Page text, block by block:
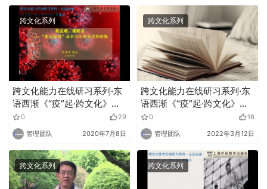
跨文化系列
跨文化能力在线研习系列·东
语西渐《“疫”起·跨文化》第
一期
0 29
管理团队 2020年7月8日
跨文化系列
跨文化能力在线研习系列·东
语西渐《“疫”起·跨文化》第
五期
0 16
管理团队 2022年3月12日
跨文化系列 跨文化系列